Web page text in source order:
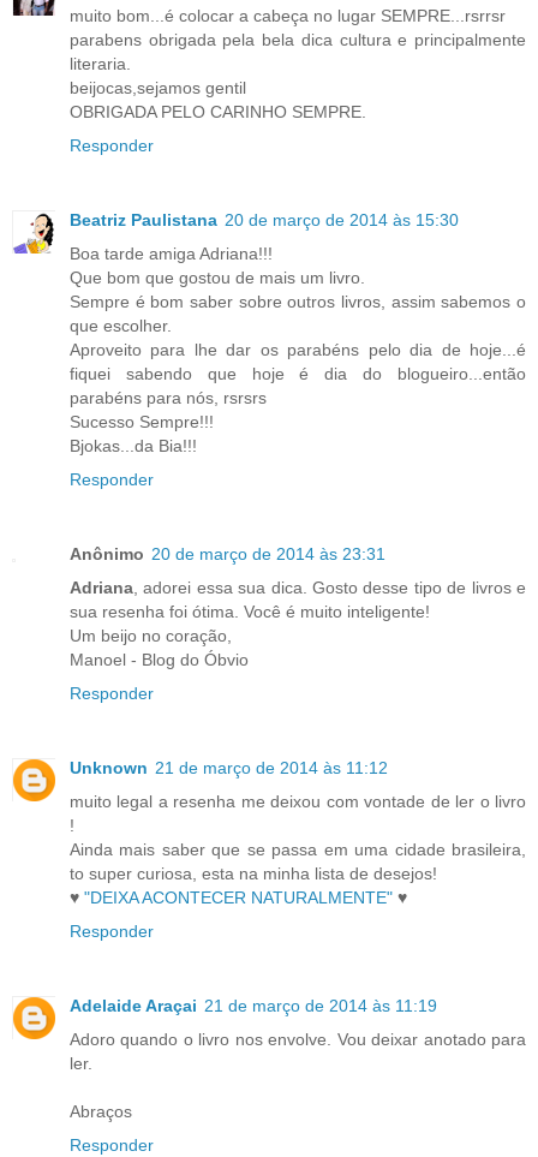
muito bom...é colocar a cabeça no lugar SEMPRE...rsrrsr
parabens obrigada pela bela dica cultura e principalmente
literaria.
beijocas,sejamos gentil
OBRIGADA PELO CARINHO SEMPRE.
Responder
Beatriz Paulistana 20 de março de 2014 às 15:30
Boa tarde amiga Adriana!!!
Que bom que gostou de mais um livro.
Sempre é bom saber sobre outros livros, assim sabemos o
que escolher.
Aproveito para lhe dar os parabéns pelo dia de hoje...é
fiquei sabendo que hoje é dia do blogueiro...então
parabéns para nós, rsrsrs
Sucesso Sempre!!!
Bjokas...da Bia!!!
Responder
Anônimo 20 de março de 2014 às 23:31
Adriana , adorei essa sua dica. Gosto desse tipo de livros e
sua resenha foi ótima. Você é muito inteligente!
Um beijo no coração,
Manoel - Blog do Óbvio
Responder
Unknown 21 de março de 2014 às 11:12
muito legal a resenha me deixou com vontade de ler o livro
!
Ainda mais saber que se passa em uma cidade brasileira,
to super curiosa, esta na minha lista de desejos!
♥ "DEIXA ACONTECER NATURALMENTE" ♥
Responder
Adelaide Araçai 21 de março de 2014 às 11:19
Adoro quando o livro nos envolve. Vou deixar anotado para
ler.
Abraços
Responder